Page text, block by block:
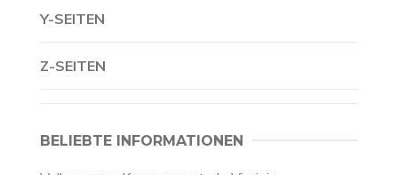
Y-SEITEN
Z-SEITEN
BELIEBTE INFORMATIONEN